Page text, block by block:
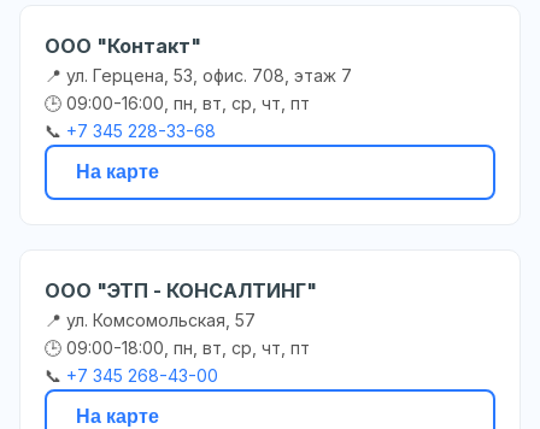
ООО "Контакт"
📍 ул. Герцена, 53, офис. 708, этаж 7
🕒 09:00-16:00, пн, вт, ср, чт, пт
📞 +7 345 228-33-68
На карте
ООО "ЭТП - КОНСАЛТИНГ"
📍 ул. Комсомольская, 57
🕒 09:00-18:00, пн, вт, ср, чт, пт
📞 +7 345 268-43-00
На карте